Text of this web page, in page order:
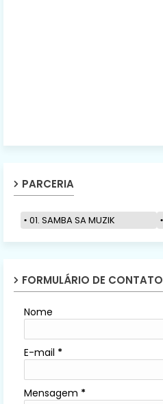
PARCERIA
01. SAMBA SA MUZIK
FORMULÁRIO DE CONTATO
Nome
E-mail *
Mensagem *